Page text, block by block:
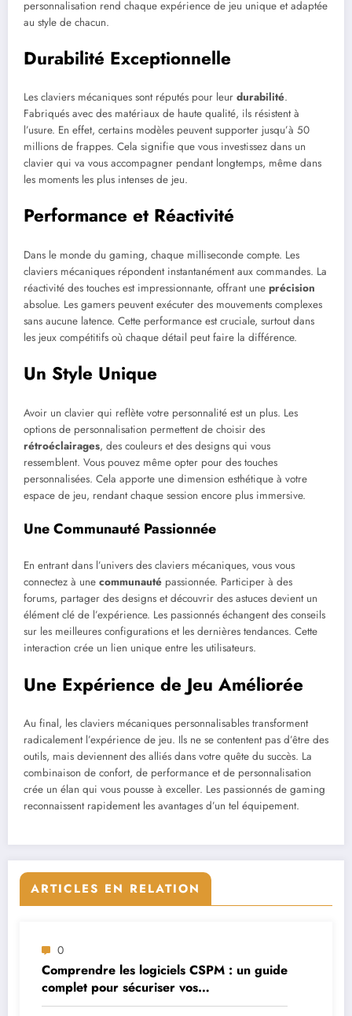
personnalisation rend chaque expérience de jeu unique et adaptée
au style de chacun.
Durabilité Exceptionnelle
Les claviers mécaniques sont réputés pour leur durabilité.
Fabriqués avec des matériaux de haute qualité, ils résistent à
l’usure. En effet, certains modèles peuvent supporter jusqu’à 50
millions de frappes. Cela signifie que vous investissez dans un
clavier qui va vous accompagner pendant longtemps, même dans
les moments les plus intenses de jeu.
Performance et Réactivité
Dans le monde du gaming, chaque milliseconde compte. Les
claviers mécaniques répondent instantanément aux commandes. La
réactivité des touches est impressionnante, offrant une précision
absolue. Les gamers peuvent exécuter des mouvements complexes
sans aucune latence. Cette performance est cruciale, surtout dans
les jeux compétitifs où chaque détail peut faire la différence.
Un Style Unique
Avoir un clavier qui reflète votre personnalité est un plus. Les
options de personnalisation permettent de choisir des
rétroéclairages, des couleurs et des designs qui vous
ressemblent. Vous pouvez même opter pour des touches
personnalisées. Cela apporte une dimension esthétique à votre
espace de jeu, rendant chaque session encore plus immersive.
Une Communauté Passionnée
En entrant dans l’univers des claviers mécaniques, vous vous
connectez à une communauté passionnée. Participer à des
forums, partager des designs et découvrir des astuces devient un
élément clé de l’expérience. Les passionnés échangent des conseils
sur les meilleures configurations et les dernières tendances. Cette
interaction crée un lien unique entre les utilisateurs.
Une Expérience de Jeu Améliorée
Au final, les claviers mécaniques personnalisables transforment
radicalement l’expérience de jeu. Ils ne se contentent pas d’être des
outils, mais deviennent des alliés dans votre quête du succès. La
combinaison de confort, de performance et de personnalisation
crée un élan qui vous pousse à exceller. Les passionnés de gaming
reconnaissent rapidement les avantages d’un tel équipement.
ARTICLES EN RELATION
0
Comprendre les logiciels CSPM : un guide
complet pour sécuriser vos
environnements cloud